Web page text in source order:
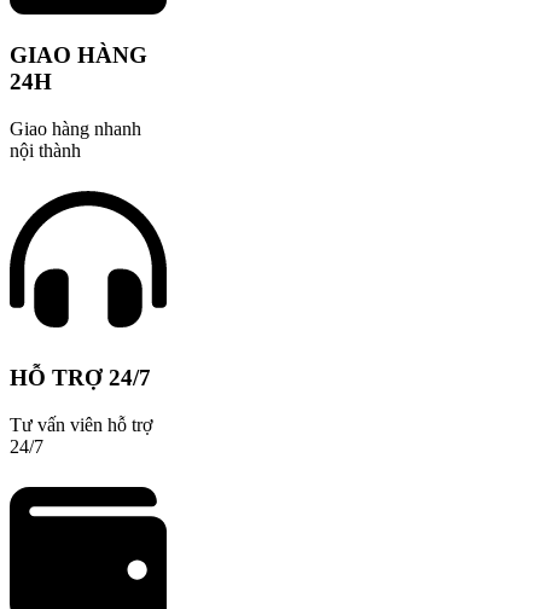
GIAO HÀNG
24H
Giao hàng nhanh
nội thành
HỖ TRỢ 24/7
Tư vấn viên hỗ trợ
24/7